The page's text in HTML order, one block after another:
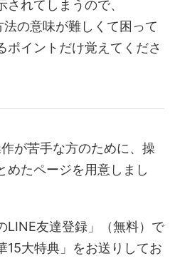
れてしまうので、
の意味が難しくて困って
ポイントだけ覚えてくださ
が苦手な方のために、操
めたページを用意しまし
LINE友達登録」（無料）で
15大特典」をお送りしてお